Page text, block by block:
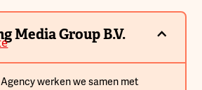
Media Group B.V.
werken we samen met